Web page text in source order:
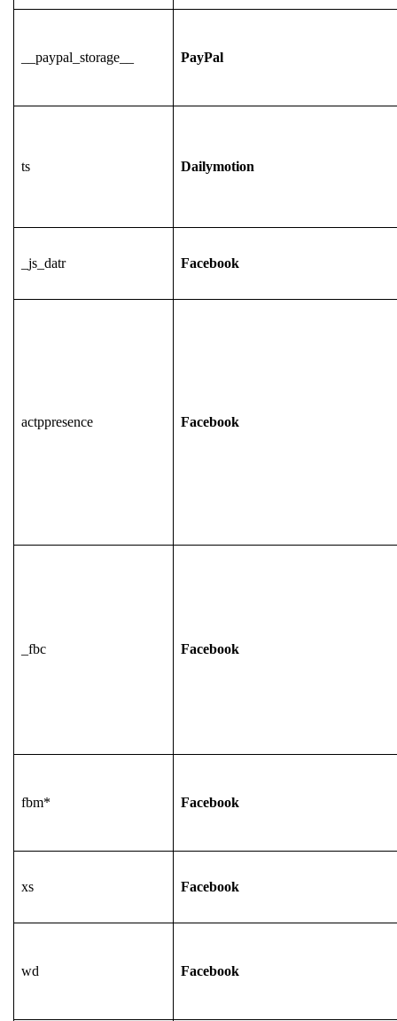
__paypal_storage__ PayPal
ts Dailymotion
_js_datr Facebook
actppresence Facebook
_fbc Facebook
fbm* Facebook
xs Facebook
wd Facebook